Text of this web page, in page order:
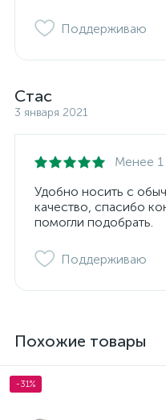
Поддерживаю
Стас
3 января 2021
Менее 1
Удобно носить с
качество, спасибо
помогли подобрать.
Поддерживаю
Похожие товары
-31%